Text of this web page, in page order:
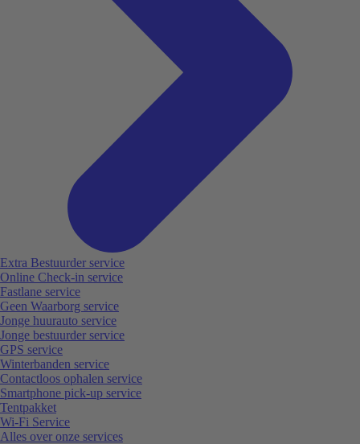
Extra Bestuurder service
Online Check-in service
Fastlane service
Geen Waarborg service
Jonge huurauto service
Jonge bestuurder service
GPS service
Winterbanden service
Contactloos ophalen service
Smartphone pick-up service
Tentpakket
Wi-Fi Service
Alles over onze services